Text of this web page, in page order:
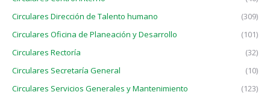
Circulares Dirección de Talento humano
(309)
Circulares Oficina de Planeación y Desarrollo
(101)
Circulares Rectoría
(32)
Circulares Secretaría General
(10)
Circulares Servicios Generales y Mantenimiento
(123)